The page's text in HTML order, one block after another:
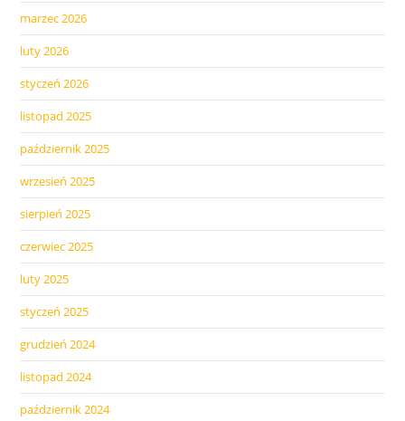
marzec 2026
luty 2026
styczeń 2026
listopad 2025
październik 2025
wrzesień 2025
sierpień 2025
czerwiec 2025
luty 2025
styczeń 2025
grudzień 2024
listopad 2024
październik 2024